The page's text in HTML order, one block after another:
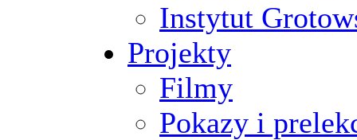
Instytut
Projekty
Filmy
Pokazy i